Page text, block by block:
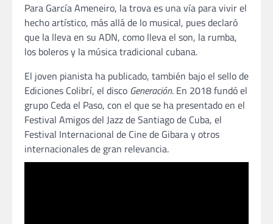
Para García Ameneiro, la trova es una vía para vivir el
hecho artístico, más allá de lo musical, pues declaró
que la lleva en su ADN, como lleva el son, la rumba,
los boleros y la música tradicional cubana.
El joven pianista ha publicado, también bajo el sello de
Ediciones Colibrí, el disco Generación. En 2018 fundó el
grupo Ceda el Paso, con el que se ha presentado en el
Festival Amigos del Jazz de Santiago de Cuba, el
Festival Internacional de Cine de Gibara y otros
internacionales de gran relevancia.